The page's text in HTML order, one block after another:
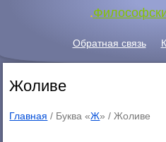
.
Обратная связь
Жоливе
Главная / Буква «Ж» /Жоливе